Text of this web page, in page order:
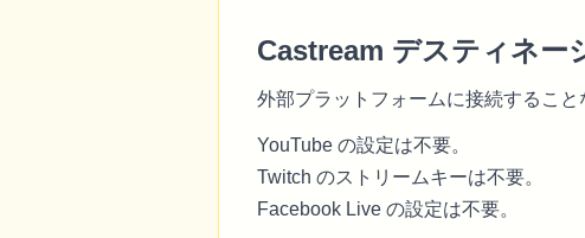
Castream デスティネー
外部プラットフォームに接続するこ
YouTube の設定は不要。
Twitch のストリームキーは不要。
Facebook Live の設定は不要。